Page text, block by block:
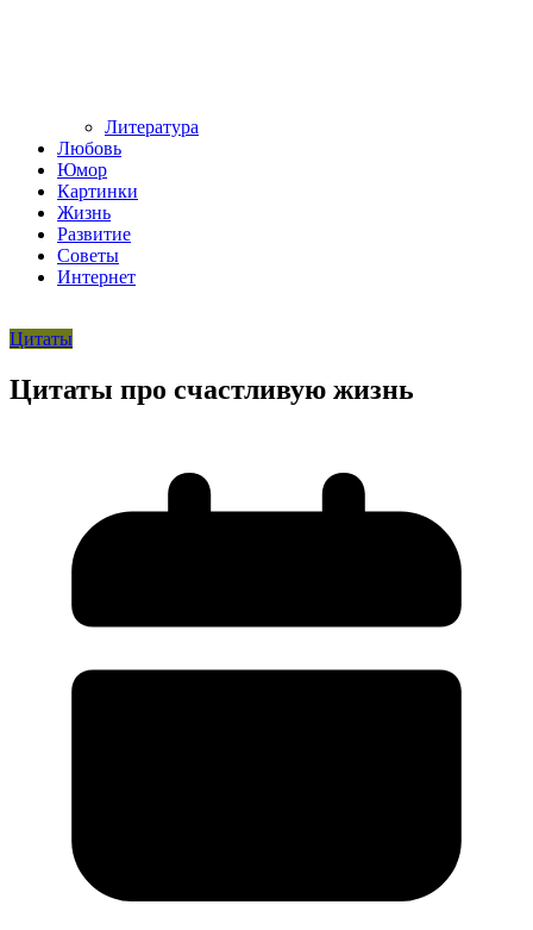
Литература
Любовь
Юмор
Картинки
Жизнь
Развитие
Советы
Интернет
Цитаты
Цитаты про счастливую жизнь